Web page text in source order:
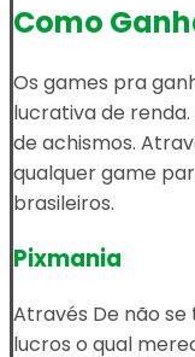
Como
Os games pra
lucrativa de
de achismos.
qualquer game
brasileiros.
Pixmania
Através De não
lucros o qual